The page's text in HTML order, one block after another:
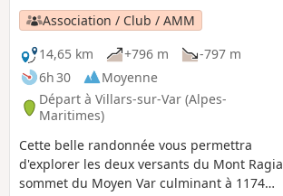
Association / Club / AMM
14,65 km
+796 m
-797 m
6h 30
Moyenne
Départ à Villars-sur-Var (Alpes-
Maritimes)
Cette belle randonnée vous permettra
d'explorer les deux versants du Mont
sommet du Moyen Var culminant à 1174